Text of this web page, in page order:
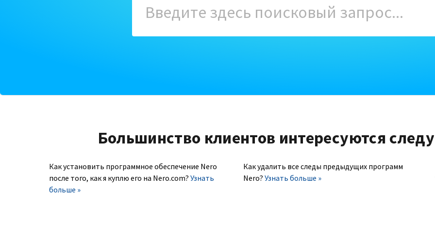
Большинство клиентов интересуются
Как установить программное обеспечение Nero
после того, как я куплю его на Nero.com? Узнать
больше »
Как удалить все следы предыдущих программ
Nero? Узнать больше »